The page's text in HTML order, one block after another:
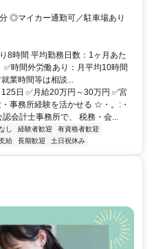
◎マイカー通勤可／駐車場あり
8時間 平均勤務日数：1ヶ月あた
時間外労働あり：月平均10時間
業時間等は相談...
日 ✅月給20万円～30万円 ✅宮
事務所経験を活かせる ☆・。:・
士事務所で、 税務・会...
し 経験者歓迎
有資格者歓迎
給 長期歓迎 土日祝休み